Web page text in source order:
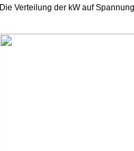
Die Verteilung der kW auf